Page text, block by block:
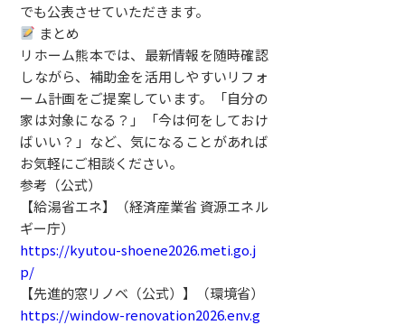
でも公表させていただきます。
まとめ
リホーム熊本では、最新情報を随時確認
しながら、補助金を活用しやすいリフォ
ーム計画をご提案しています。「自分の
家は対象になる？」「今は何をしておけ
ばいい？」など、気になることがあれば
お気軽にご相談ください。
参考（公式）
【給湯省エネ】（経済産業省 資源エネル
ギー庁）
https://kyutou-shoene2026.meti.go.j
p/
【先進的窓リノベ（公式）】（環境省）
https://window-renovation2026.env.g